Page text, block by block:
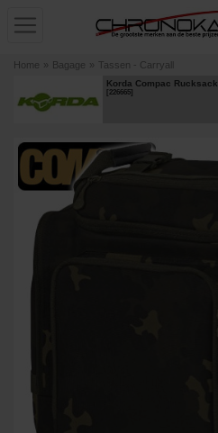
Home » Bagage » Tassen - Carryall
Korda Compac
[226665]